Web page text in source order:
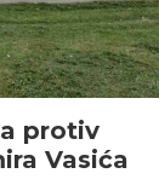
protiv
Vasića